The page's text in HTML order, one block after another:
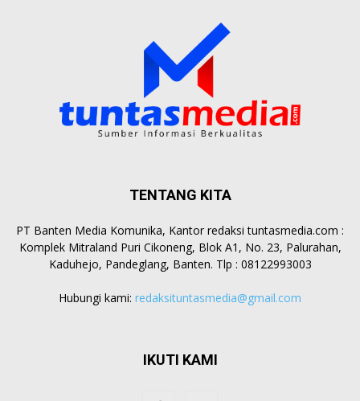
TENTANG KITA
PT Banten Media Komunika, Kantor redaksi tuntasmedia.com :
Komplek Mitraland Puri Cikoneng, Blok A1, No. 23, Palurahan,
Kaduhejo, Pandeglang, Banten. Tlp : 08122993003
Hubungi kami: redaksituntasmedia@gmail.com
IKUTI KAMI